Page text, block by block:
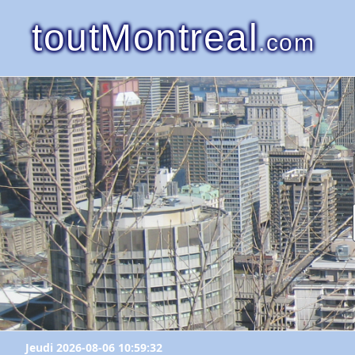
toutMontreal.com
Jeudi 2026-08-06 10:59:32